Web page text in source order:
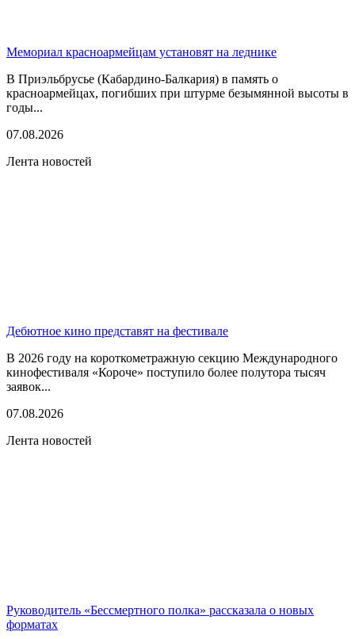
Мемориал красноармейцам установят на леднике
В Приэльбрусье (Кабардино-Балкария) в память о
красноармейцах, погибших при штурме безымянной высоты в
годы...
07.08.2026
Лента новостей
Дебютное кино представят на фестивале
В 2026 году на короткометражную секцию Международного
кинофестиваля «Короче» поступило более полутора тысяч
заявок...
07.08.2026
Лента новостей
Руководитель «Бессмертного полка» рассказала о новых
форматах